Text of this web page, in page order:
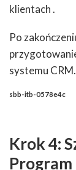
klientach .
Po
systemu CRM.
sbb-itb-0578e4c
Krok 4: